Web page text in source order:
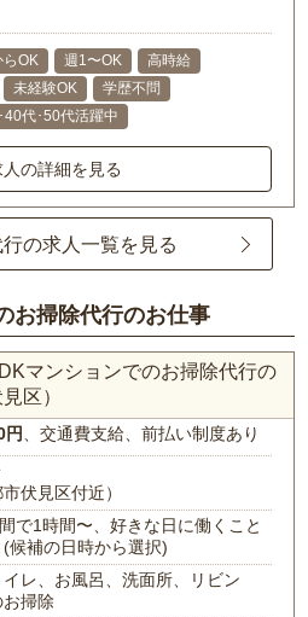
らOK 週1〜OK
高時給
未経験OK
学歴不問
40代･50代活躍中
人の詳細を見る
の求人一覧を見る
お掃除代行のお仕事
マンションでのお掃除代行の
区）
円 、交通費支給、前払い制度あり
伏見区付近）
で1時間〜、好きな日に働くこと
候補の日時から選択)
レ、お風呂、洗面所、リビン
掃除